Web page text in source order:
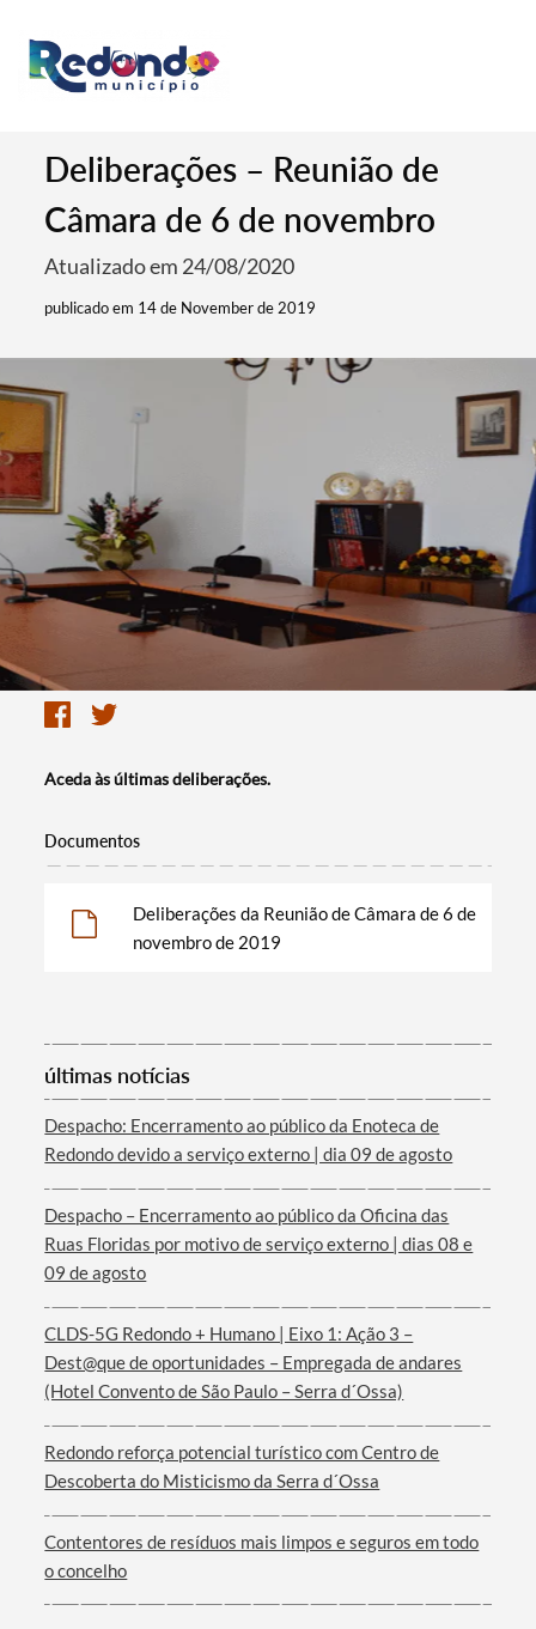
Termo de Pesquisa
Categorias gerais
Filtros
Deliberações – Reunião de
Câmara de 6 de novembro
Atualizado em 24/08/2020
publicado em 14 de November de 2019
Aceda às últimas deliberações.
Documentos
Deliberações da Reunião de Câmara de 6 de
novembro de 2019
últimas notícias
Despacho: Encerramento ao público da Enoteca de
Redondo devido a serviço externo | dia 09 de agosto
Despacho – Encerramento ao público da Oficina das
Ruas Floridas por motivo de serviço externo | dias 08 e
09 de agosto
CLDS-5G Redondo + Humano | Eixo 1: Ação 3 –
Dest@que de oportunidades – Empregada de andares
(Hotel Convento de São Paulo – Serra d´Ossa)
Redondo reforça potencial turístico com Centro de
Descoberta do Misticismo da Serra d´Ossa
Contentores de resíduos mais limpos e seguros em todo
o concelho